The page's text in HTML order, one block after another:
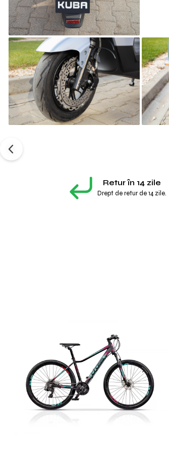
Retur în 14 zile
Drept de retur de 14 zile.